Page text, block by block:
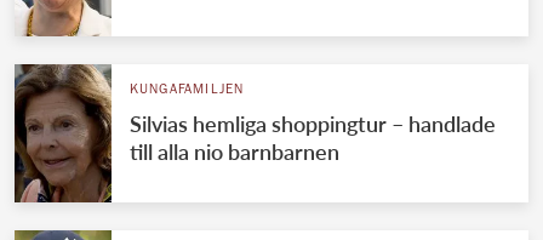
KUNGAFAMILJEN
Silvias hemliga shoppingtur – handlade
till alla nio barnbarnen